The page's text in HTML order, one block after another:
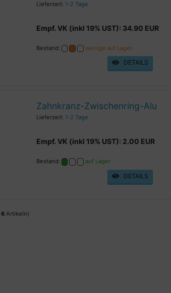
Lieferzeit: 1-2 Tage
Empf. VK (inkl 19% UST): 34.90 EUR
Bestand: wenige auf Lager
DETAILS
Zahnkranz-Zwischenring-Alu
Lieferzeit: 1-2 Tage
Empf. VK (inkl 19% UST): 2.00 EUR
Bestand: auf Lager
DETAILS
6 Artikeln)